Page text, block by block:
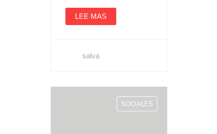
LEE MAS
salva
SOCIALES